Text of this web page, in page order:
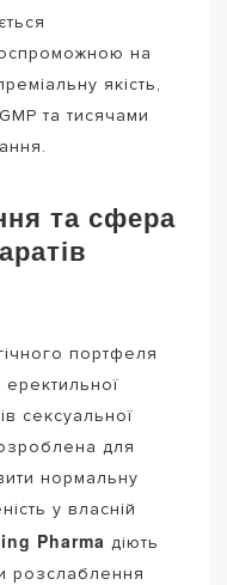
на
якість,
та тисячами
та сфера
портфеля
еректильної
сексуальної
для
нормальну
у власній
Pharma діють
розслаблення